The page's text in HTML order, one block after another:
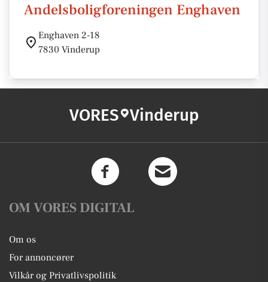
Andelsboligforeningen Enghaven
Enghaven 2-18
7830 Vinderup
VORES Vinderup
OM VORES DIGITAL
Om os
For annoncører
Vilkår og Privatlivspolitik